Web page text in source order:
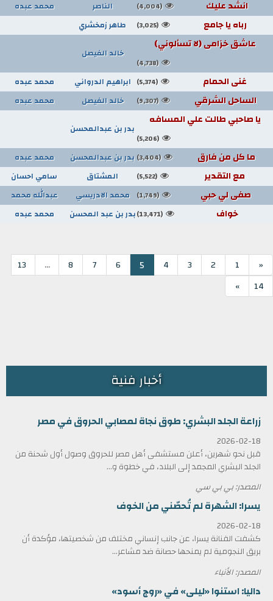
انشد عليك (4,004) الناصر محمد عبده
رباه يا جامع (3,025) طاهر زمخشري
عاشق خزامى (لا تسألوني)
(4,738)
خالد الفيصل
غنى الحمام (5,374) ابراهيم الدرواني محمد عبده
الساحل الشرقي (9,307) خالد الفيصل محمد عبده
يا صاحبي طالت علي المسافه
(5,206)
بدر بن عبدالمحسن
ما كل من فارق (3,404) بدر بن عبدالمحسن محمد عبده
مع التقدير (5,522) المشتاق سامي احسان
صفى لي حبي (1,749) محمد الادريسي عبدالله محمد
خواف (13,471) بدر بن عبد المحسن محمد عبده
«
1
2
3
4
5
6
7
8
...
13
14
»
أخبار فنية
زراعة الجلد البشري: طوق نجاة لمصابي الحروق في مصر
2026-02-18
قبل نحو شهرين، أعلن مستشفى أهل مصر للحروق وصول أول شحنة من
الجلد البشري المجمد إلى البلاد، في خطوة و...
المصدر: بي بي سي
يسرا: الشهرة لم تُحصّني من الخوف
2026-02-18
كشفت الفنانة يسرا، عن جانب إنساني مختلف من شخصيتها، مؤكدة أن
بريق النجومية لم يمنحها حصانة ضد مشاعر...
المصدر: الأنباء
داليا: استنوا «ليلى» في «روج أسود»